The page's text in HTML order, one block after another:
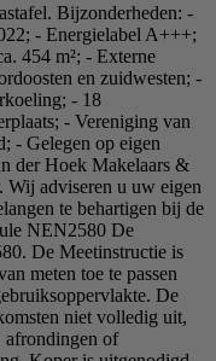
Bijzonderheden: -
- Energielabel A+++;
454 m²; - Externe
en zuidwesten; -
- 18
- Vereniging van
- Gelegen op eigen
der Hoek Makelaars &
Wij adviseren u uw eigen
te behartigen bij de
NEN2580 De
De Meetinstructie is
meten toe te passen
De
niet volledig uit,
afrondingen of